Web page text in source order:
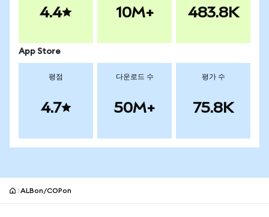
4.4 10M+ 483.8K
App Store
평점
4.7
다운로드 수
50M+
평가 수
75.8K
ALBon/COPon